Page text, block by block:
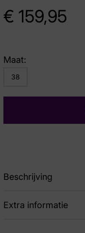
€ 159,95
Maat:
38
Beschrijving
sneaker
Extra informatie